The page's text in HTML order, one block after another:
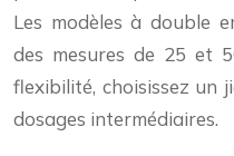
Les modèles à double
des mesures de 25 et
flexibilité, choisissez un
dosages intermédiaires.